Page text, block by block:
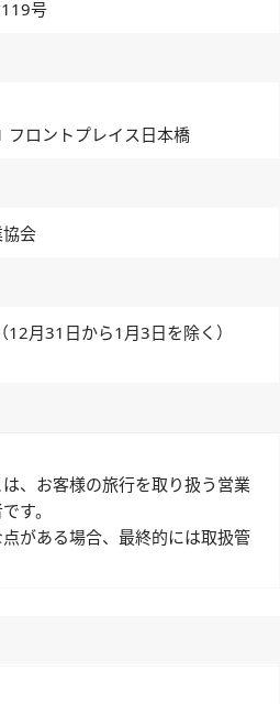
号
フロントプレイス日本橋
会
月31日から1月3日を除く）
、お客様の旅行を取り扱う営業
す。
がある場合、最終的には取扱管